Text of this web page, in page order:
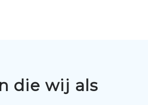
die wij als